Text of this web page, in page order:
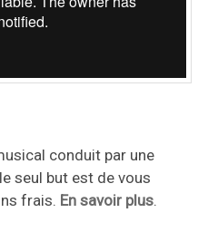
conduit par une
seul but est de vous
frais. En savoir plus.